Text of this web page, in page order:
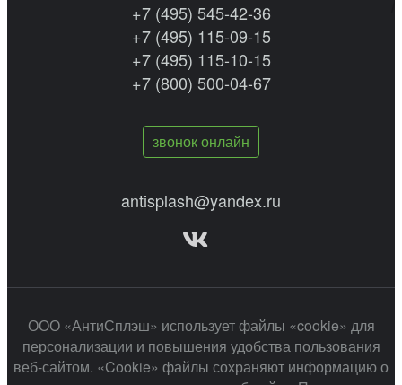
+7 (495) 545-42-36
+7 (495) 115-09-15
+7 (495) 115-10-15
+7 (800) 500-04-67
звонок онлайн
antisplash@yandex.ru
ООО «АнтиСплэш» использует файлы «cookie» для
персонализации и повышения удобства пользования
веб-сайтом. «Cookie» файлы сохраняют информацию о